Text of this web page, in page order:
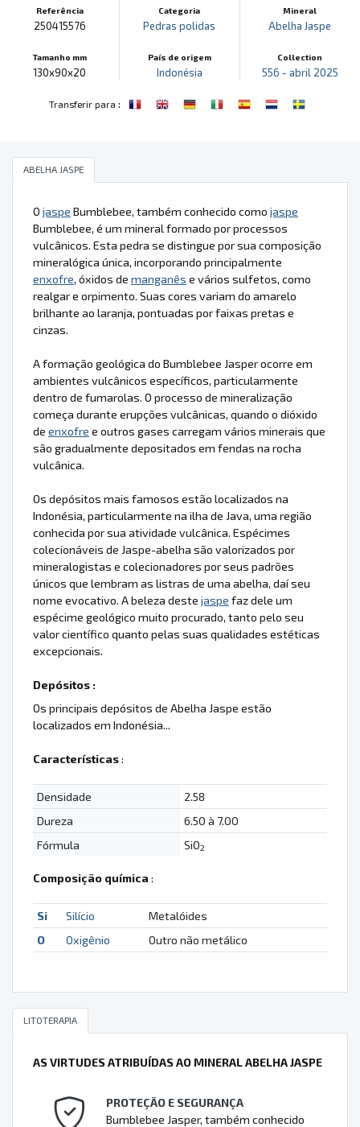
Referência
250415576
Tamanho mm
130x90x20
Categoria
Pedras polidas
País de origem
Indonésia
Mineral
Abelha Jaspe
Collection
556 - abril 2025
Transferir para :
ABELHA JASPE
O jaspe Bumblebee, também conhecido como jaspe
Bumblebee, é um mineral formado por processos
vulcânicos. Esta pedra se distingue por sua composição
mineralógica única, incorporando principalmente
enxofre, óxidos de manganês e vários sulfetos, como
realgar e orpimento. Suas cores variam do amarelo
brilhante ao laranja, pontuadas por faixas pretas e
cinzas.
A formação geológica do Bumblebee Jasper ocorre em
ambientes vulcânicos específicos, particularmente
dentro de fumarolas. O processo de mineralização
começa durante erupções vulcânicas, quando o dióxido
de enxofre e outros gases carregam vários minerais que
são gradualmente depositados em fendas na rocha
vulcânica.
Os depósitos mais famosos estão localizados na
Indonésia, particularmente na ilha de Java, uma região
conhecida por sua atividade vulcânica. Espécimes
colecionáveis de Jaspe-abelha são valorizados por
mineralogistas e colecionadores por seus padrões
únicos que lembram as listras de uma abelha, daí seu
nome evocativo. A beleza deste jaspe faz dele um
espécime geológico muito procurado, tanto pelo seu
valor científico quanto pelas suas qualidades estéticas
excepcionais.
Depósitos :
Os principais depósitos de Abelha Jaspe estão
localizados em Indonésia...
Características:
Densidade
2.58
Dureza
6.50 à 7.00
Fórmula
SiO2
Composição química :
Si Silício
Metalóides
O
Oxigênio Outro não metálico
LITOTERAPIA
AS VIRTUDES ATRIBUÍDAS AO MINERAL ABELHA JASPE
PROTEÇÃO E SEGURANÇA
Bumblebee Jasper, também conhecido